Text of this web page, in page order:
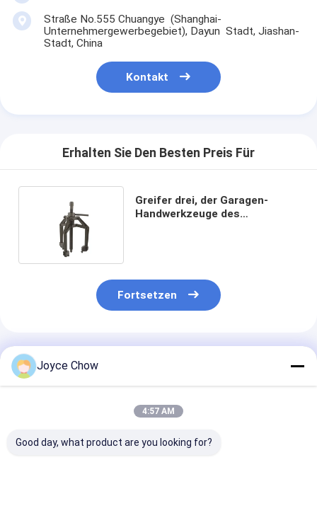
Straße No.555 Chuangye (Shanghai-
Unternehmergewerbegebiet), Dayun Stadt, Jiashan-
Stadt, China
Kontakt
Erhalten Sie Den Besten Preis Für
Greifer drei, der Garagen-
Handwerkzeuge des
Fortsetzen
Empfohlene Produkte
Joyce Chow
4:57 AM
Good day, what product are you looking for?